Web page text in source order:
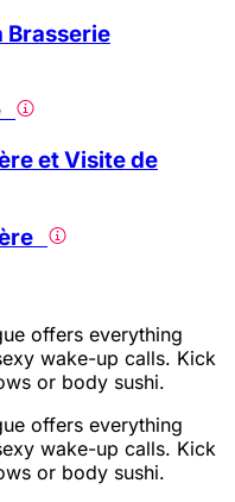
Brasserie
et Visite de
offers everything
wake-up calls. Kick
or body sushi.
offers everything
wake-up calls. Kick
or body sushi.